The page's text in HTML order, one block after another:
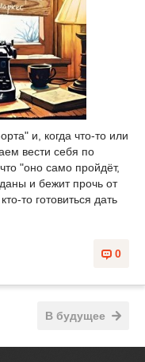
и, когда что-то или
вести себя по
"оно само пройдёт,
и бежит прочь от
то готовиться дать
0
В будущее